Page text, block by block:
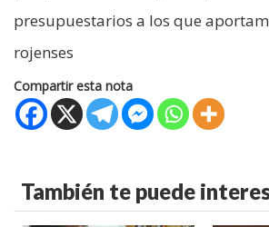
presupuestarios a los que
rojenses
Compartir esta nota
También te puede